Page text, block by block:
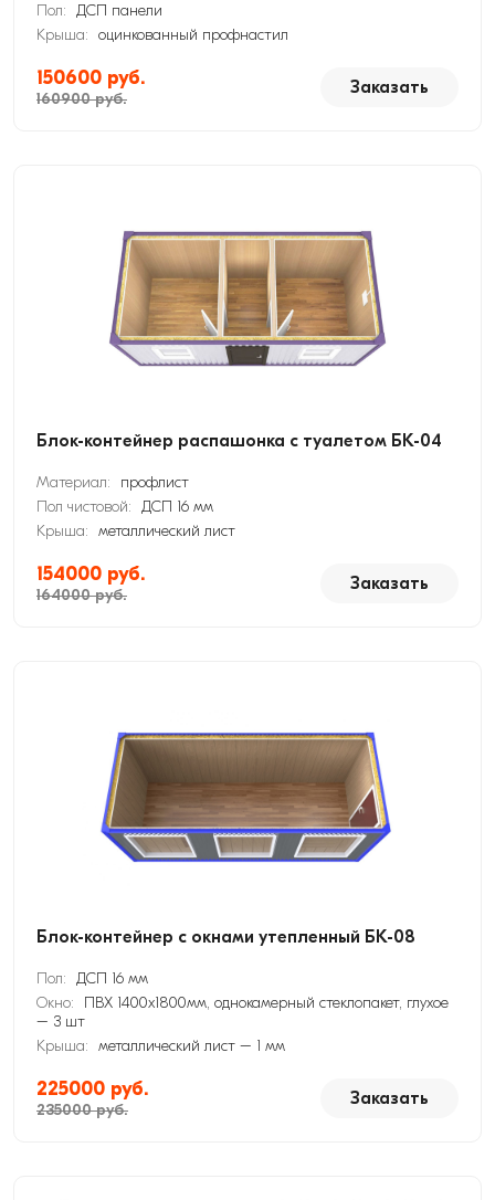
Пол: ДСП панели
Крыша: оцинкованный профнастил
150600 руб.
160900 руб.
Заказать
Блок-контейнер распашонка с туалетом БК-04
Материал:
профлист
Пол чистовой: ДСП 16 мм
Крыша: металлический лист
154000 руб.
164000 руб.
Заказать
Блок-контейнер с окнами утепленный БК-08
Пол: ДСП 16 мм
Окно:
ПВХ 1400х1800мм, однокамерный стеклопакет, глухое
– 3 шт
Крыша: металлический лист – 1 мм
225000 руб.
235000 руб.
Заказать